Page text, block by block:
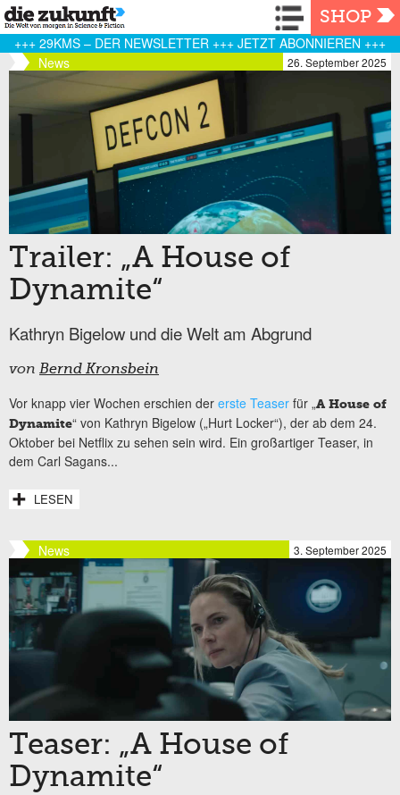
Navigation
SHOP
+++ 29KMS – DER NEWSLETTER +++ JETZT ABONNIEREN +++
News
26. September 2025
Trailer: „A House of
Dynamite“
Kathryn Bigelow und die Welt am Abgrund
von Bernd Kronsbein
Vor knapp vier Wochen erschien der erste Teaser für „A House of
Dynamite“ von Kathryn Bigelow („Hurt Locker“), der ab dem 24.
Oktober bei Netflix zu sehen sein wird. Ein großartiger Teaser, in
dem Carl Sagans...
LESEN
News 3. September 2025
Teaser: „A House of
Dynamite“